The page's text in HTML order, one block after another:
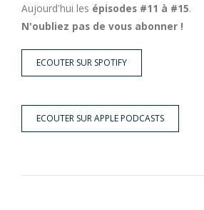
Aujourd'hui les épisodes #11 à #15.
N'oubliez pas de vous abonner !
ECOUTER SUR SPOTIFY
ECOUTER SUR APPLE PODCASTS